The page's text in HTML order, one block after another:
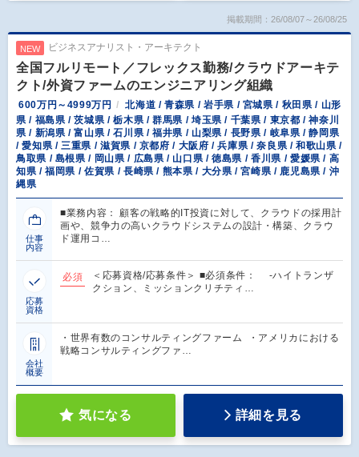
掲載期間：26/08/07～26/08/25
NEW ビジネスアナリスト・アーキテクト
全国フルリモート／フレックス勤務/クラウドアーキテ
クト/外資ファームのエンジニアリング組織
600万円～4999万円
北海道 / 青森県 / 岩手県 / 宮城県 / 秋田県 / 山形
県 / 福島県 / 茨城県 / 栃木県 / 群馬県 / 埼玉県 / 千葉県 / 東京都 / 神奈川
県 / 新潟県 / 富山県 / 石川県 / 福井県 / 山梨県 / 長野県 / 岐阜県 / 静岡県
/ 愛知県 / 三重県 / 滋賀県 / 京都府 / 大阪府 / 兵庫県 / 奈良県 / 和歌山県 /
鳥取県 / 島根県 / 岡山県 / 広島県 / 山口県 / 徳島県 / 香川県 / 愛媛県 / 高
知県 / 福岡県 / 佐賀県 / 長崎県 / 熊本県 / 大分県 / 宮崎県 / 鹿児島県 / 沖
縄県
仕事
内容
■業務内容： 顧客の戦略的IT投資に対して、クラウドの採用計
画や、競争力の高いクラウドシステムの設計・構築、クラウ
ド運用コ…
応募
資格
必須
＜応募資格/応募条件＞ ■必須条件： -ハイトランザ
クション、ミッションクリチティ…
会社
概要
・世界有数のコンサルティングファーム ・アメリカにおける
戦略コンサルティングファ…
気になる 詳細を見る